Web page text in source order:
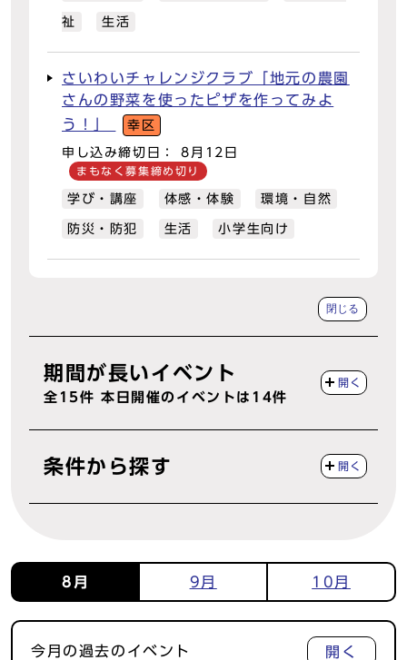
祉 生活
さいわいチャレンジクラブ「地元の農園
さんの野菜を使ったピザを作ってみよ
う！」
幸区
申し込み締切日： 8月12日
まもなく募集締め切り
学び・講座 体感・体験 環境・自然
防災・防犯 生活 小学生向け
閉じる
期間が長いイベント
全 15件 本日開催のイベントは 14件
開く
条件から探す 開く
8月 9月 10月
今月の過去のイベント 開く